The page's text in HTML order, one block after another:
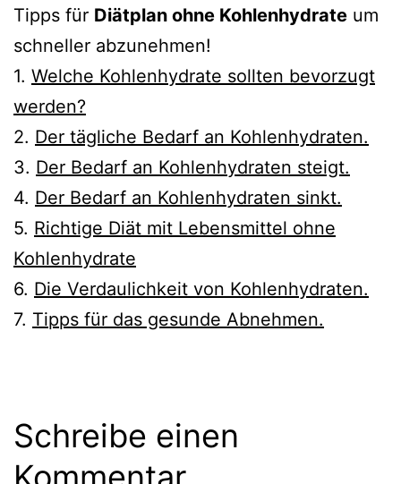
Tipps für Diätplan ohne Kohlenhydrate um
schneller abzunehmen!
1. Welche Kohlenhydrate sollten bevorzugt
werden?
2. Der tägliche Bedarf an Kohlenhydraten.
3. Der Bedarf an Kohlenhydraten steigt.
4. Der Bedarf an Kohlenhydraten sinkt.
5. Richtige Diät mit Lebensmittel ohne
Kohlenhydrate
6. Die Verdaulichkeit von Kohlenhydraten.
7. Tipps für das gesunde Abnehmen.
Schreibe einen